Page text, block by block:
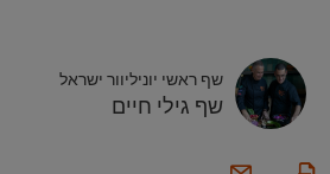
שף ראשי יוניליוור ישראל
שף גילי חיים